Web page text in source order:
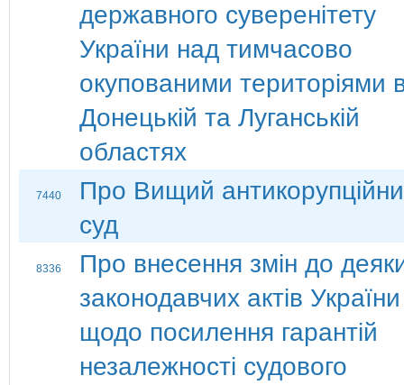
державного суверенітету
України над тимчасово
окупованими територіями
Донецькій та Луганській
областях
7440
Про Вищий
суд
8336
Про внесення змін до
законодавчих актів України
щодо посилення гарантій
незалежності судового